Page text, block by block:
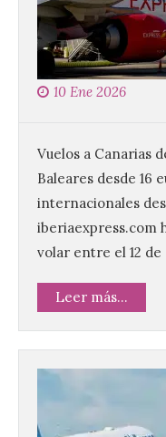
10 Ene 2026
Vuelos a Canarias
Baleares desde 16
internacionales
iberiaexpress.com
volar entre el 12
Leer más...